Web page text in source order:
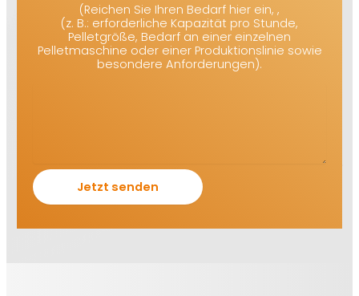
(Reichen Sie Ihren Bedarf hier ein, ,
(z. B.: erforderliche Kapazität pro Stunde,
Pelletgröße, Bedarf an einer einzelnen
Pelletmaschine oder einer Produktionslinie sowie
besondere Anforderungen).